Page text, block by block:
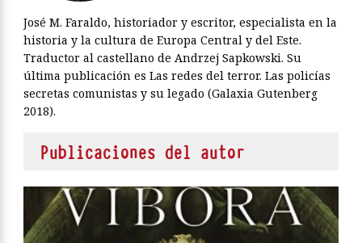
José M. Faraldo, historiador y escritor, especialista en la
historia y la cultura de Europa Central y del Este.
Traductor al castellano de Andrzej Sapkowski. Su
última publicación es Las redes del terror. Las policías
secretas comunistas y su legado (Galaxia Gutenberg
2018).
Publicaciones del autor